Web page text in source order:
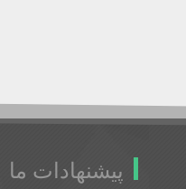
پیشنهادات ما